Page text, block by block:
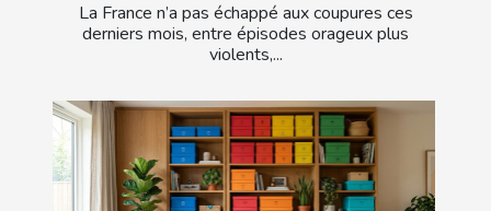
La France n’a pas échappé aux coupures ces
derniers mois, entre épisodes orageux plus
violents,...